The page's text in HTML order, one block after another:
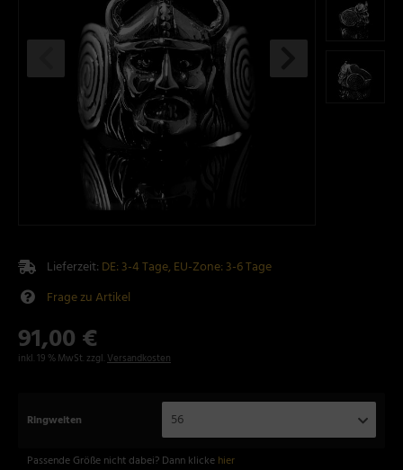
Lieferzeit: DE: 3-4 Tage, EU-Zone: 3-6 Tage
Frage zu Artikel
91,00 €
inkl. 19 % MwSt. zzgl. Versandkosten
Ringweiten 56
Passende Größe nicht dabei? Dann klicke hier